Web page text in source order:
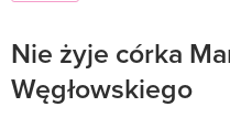
Nie żyje córka
Węgłowskiego